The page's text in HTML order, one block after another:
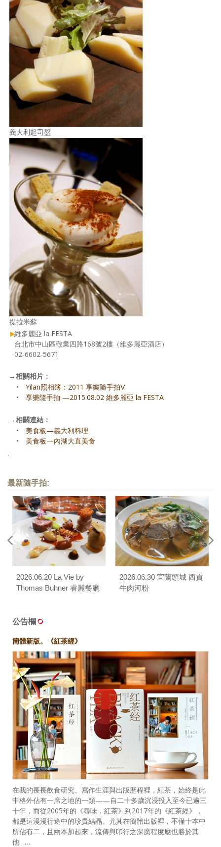
義大利起司盤
提拉米蘇
維多麗亞 la FESTA
台北市中山區敬業四路168號2樓（維多麗亞酒店）
02-6602-5671
→相關相片：
•
Yilan照相簿：2011 享樂隨手拍Ⅴ
•
享樂隨手拍 —2015.08.02 維多麗亞 la FESTA
→相關連結：
•
美食板—義大利料理
•
美食板—內湖大直美食
.
最新隨手拍:
2026.06.20 La Vie by
Thomas Buhner 睿麗餐廳
2026.06.30 宜蘭頭城 西貢
牛肉河粉
公告欄
簡體新版。《紅茶經》
在我的長長飲食研究、寫作生涯與出版歷程裡，紅茶，始終是此
中格外佔有一席之地的一類——自二十多歲沉浸投入至今已逾三
十年，而從2005年的《尋味．紅茶》到2017年的《紅茶經》，
都是這漫漫行途中的珍貴結晶。尤其在簡體出版裡，不僅十本中
所佔有二，且兩本加起來，流傳與印行之深廣程度應也勝於其
他……